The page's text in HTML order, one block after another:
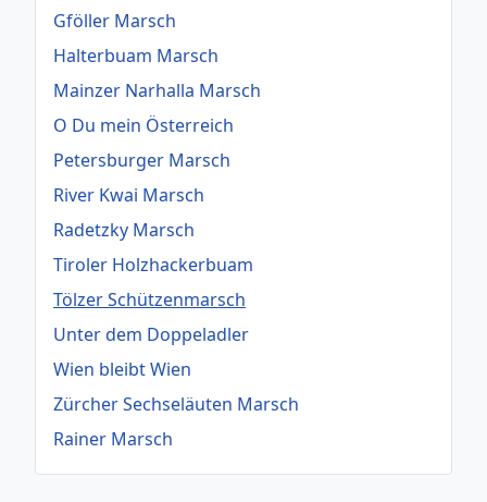
Gföller Marsch
Halterbuam Marsch
Mainzer Narhalla Marsch
O Du mein Österreich
Petersburger Marsch
River Kwai Marsch
Radetzky Marsch
Tiroler Holzhackerbuam
Tölzer Schützenmarsch
Unter dem Doppeladler
Wien bleibt Wien
Zürcher Sechseläuten Marsch
Rainer Marsch